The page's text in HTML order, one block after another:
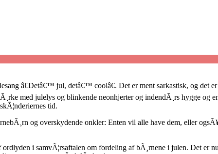
â€Detâ€™ jul, detâ€™ coolâ€. Det er ment sarkastisk, og
med julelys og blinkende neonhjerter og indendÃ¸rs hygge
tid.
og overskydende onkler: Enten vil alle have dem, eller
i samvÃ¦rsaftalen om fordeling af bÃ¸rnene i julen. Det er